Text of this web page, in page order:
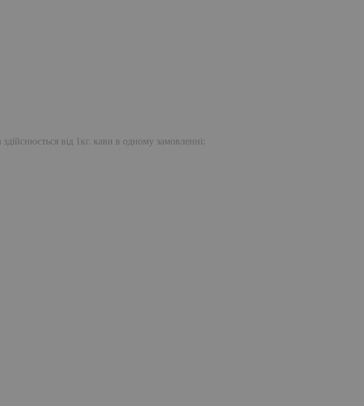
від 1кг. кави в одному замовленні: